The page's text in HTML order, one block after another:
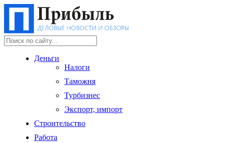
Деньги
Налоги
Таможня
Турбизнес
Экспорт, импорт
Строительство
Работа